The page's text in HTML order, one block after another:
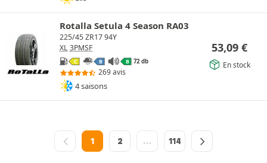
Rotalla Setula 4 Season RA03
225/45 ZR17 94Y
XL 3PMSF
C B B 72 db
269 avis
4 saisons
53,09 €
En stock
1 2 … 114